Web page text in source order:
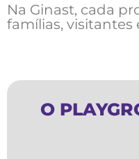
Na Ginast, cada
famílias, visitantes
O